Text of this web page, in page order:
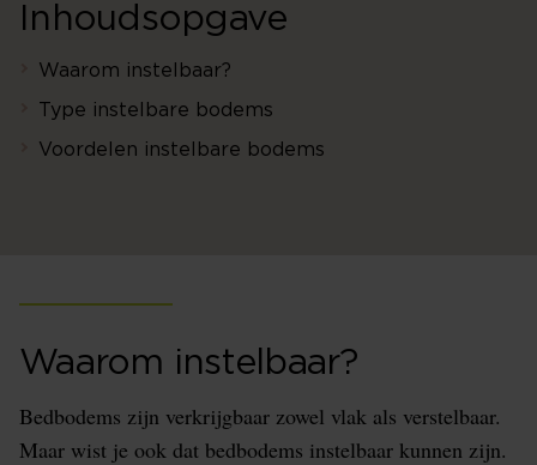
Inhoudsopgave
Waarom instelbaar?
Type instelbare bodems
Voordelen instelbare bodems
Waarom instelbaar?
Bedbodems zijn verkrijgbaar zowel vlak als verstelbaar.
Maar wist je ook dat bedbodems instelbaar kunnen zijn.